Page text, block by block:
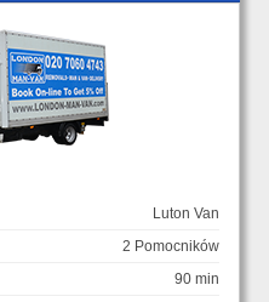
Luton Van
2 Pomocników
90 min